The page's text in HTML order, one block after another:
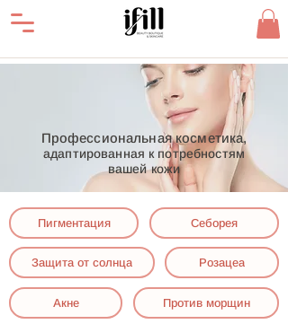
Профессиональная косметика,
адаптированная к потребностям
вашей кожи
Пигментация Себорея
Защита от солнца Розацеа
Акне Против морщин